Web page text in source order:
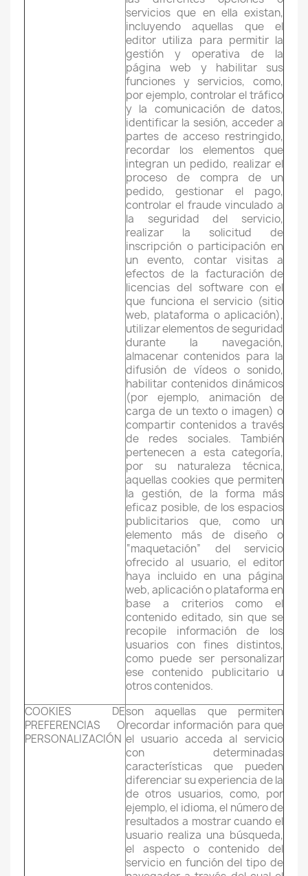
servicios que en ella existan,
incluyendo aquellas que el
editor utiliza para permitir la
gestión y operativa de la
página web y habilitar sus
funciones y servicios, como,
por ejemplo, controlar el tráfico
y la comunicación de datos,
identificar la sesión, acceder a
partes de acceso restringido,
recordar los elementos que
integran un pedido, realizar el
proceso de compra de un
pedido, gestionar el pago,
controlar el fraude vinculado a
la seguridad del servicio,
realizar la solicitud de
inscripción o participación en
un evento, contar visitas a
efectos de la facturación de
licencias del software con el
que funciona el servicio (sitio
web, plataforma o aplicación),
utilizar elementos de seguridad
durante la navegación,
almacenar contenidos para la
difusión de vídeos o sonido,
habilitar contenidos dinámicos
(por ejemplo, animación de
carga de un texto o imagen) o
compartir contenidos a través
de redes sociales. También
pertenecen a esta categoría,
por su naturaleza técnica,
aquellas cookies que permiten
la gestión, de la forma más
eficaz posible, de los espacios
publicitarios que, como un
elemento más de diseño o
“maquetación” del servicio
ofrecido al usuario, el editor
haya incluido en una página
web, aplicación o plataforma en
base a criterios como el
contenido editado, sin que se
recopile información de los
usuarios con fines distintos,
como puede ser personalizar
ese contenido publicitario u
otros contenidos.
COOKIES DE
PREFERENCIAS O
PERSONALIZACIÓN
son aquellas que permiten
recordar información para que
el usuario acceda al servicio
con determinadas
características que pueden
diferenciar su experiencia de la
de otros usuarios, como, por
ejemplo, el idioma, el número de
resultados a mostrar cuando el
usuario realiza una búsqueda,
el aspecto o contenido del
servicio en función del tipo de